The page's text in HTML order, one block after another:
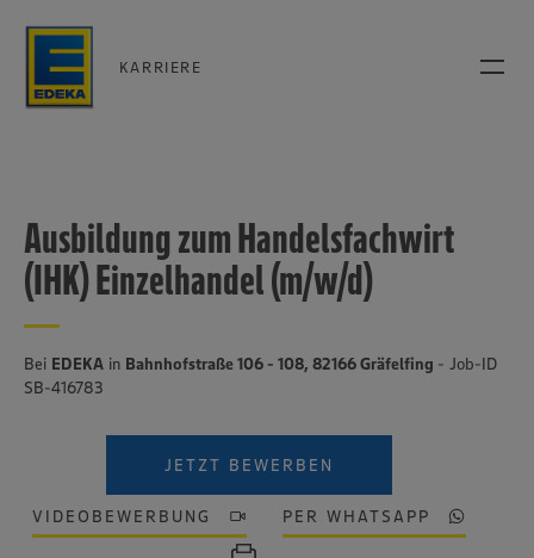
KARRIERE
Ausbildung zum Handelsfachwirt
(IHK) Einzelhandel (m/w/d)
Bei EDEKA in Bahnhofstraße 106 - 108, 82166 Gräfelfing - Job-ID
SB-416783
JETZT BEWERBEN
VIDEOBEWERBUNG PER WHATSAPP